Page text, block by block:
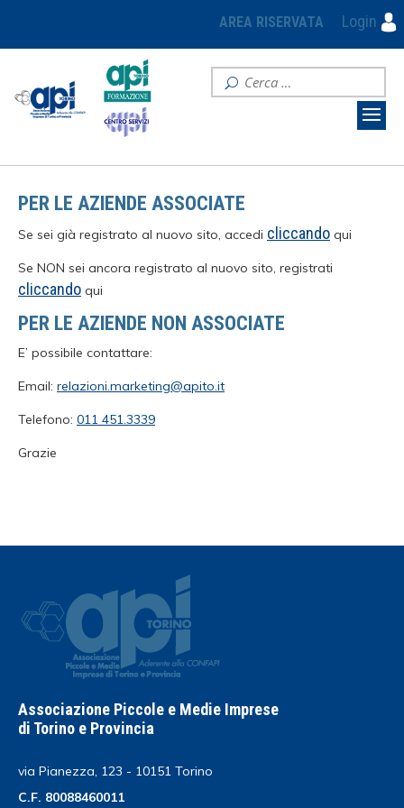
AREA RISERVATA Login
PER LE AZIENDE ASSOCIATE
Se sei già registrato al nuovo sito, accedi cliccando qui
Se NON sei ancora registrato al nuovo sito, registrati
cliccando qui
PER LE AZIENDE NON ASSOCIATE
E’ possibile contattare:
Email: relazioni.marketing@apito.it
Telefono: 011 451.3339
Grazie
Associazione Piccole e Medie Imprese
di Torino e Provincia
via Pianezza, 123 - 10151 Torino
C.F. 80088460011